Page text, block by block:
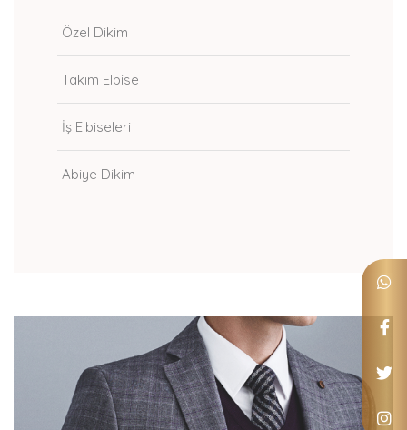
Özel Dikim
Takım Elbise
İş Elbiseleri
Abiye Dikim